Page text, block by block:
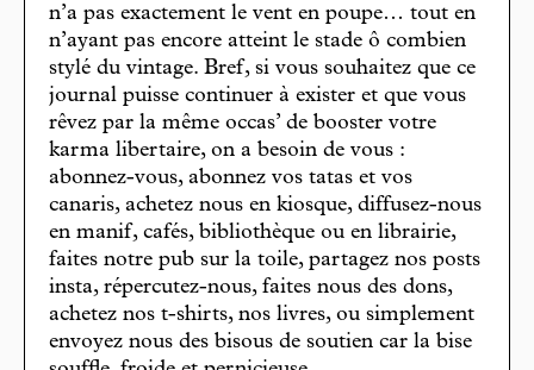
n’a pas exactement le vent en poupe… tout en
n’ayant pas encore atteint le stade ô combien
stylé du vintage. Bref, si vous souhaitez que ce
journal puisse continuer à exister et que vous
rêvez par la même occas’ de booster votre
karma libertaire, on a besoin de vous :
abonnez-vous, abonnez vos tatas et vos
canaris, achetez nous en kiosque, diffusez-nous
en manif, cafés, bibliothèque ou en librairie,
faites notre pub sur la toile, partagez nos posts
insta, répercutez-nous, faites nous des dons,
achetez nos t-shirts, nos livres, ou simplement
envoyez nous des bisous de soutien car la bise